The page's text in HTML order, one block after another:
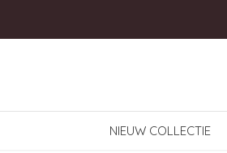
NIEUW COLLECTIE